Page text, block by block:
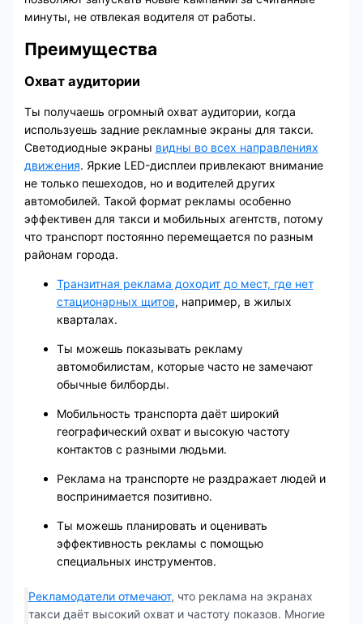
минуты, не отвлекая водителя от работы.
Преимущества
Охват аудитории
Ты получаешь огромный охват аудитории, когда
используешь задние рекламные экраны для такси.
Светодиодные экраны видны во всех направлениях
движения. Яркие LED-дисплеи привлекают внимание
не только пешеходов, но и водителей других
автомобилей. Такой формат рекламы особенно
эффективен для такси и мобильных агентств, потому
что транспорт постоянно перемещается по разным
районам города.
Транзитная реклама доходит до мест, где нет
стационарных щитов, например, в жилых
кварталах.
Ты можешь показывать рекламу
автомобилистам, которые часто не замечают
обычные билборды.
Мобильность транспорта даёт широкий
географический охват и высокую частоту
контактов с разными людьми.
Реклама на транспорте не раздражает людей и
воспринимается позитивно.
Ты можешь планировать и оценивать
эффективность рекламы с помощью
специальных инструментов.
Рекламодатели отмечают, что реклама на экранах
такси даёт высокий охват и частоту показов. Многие